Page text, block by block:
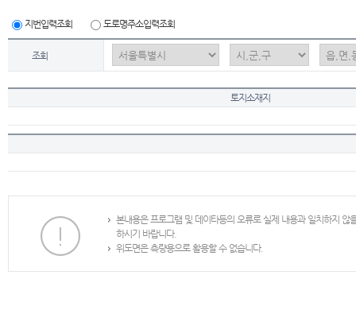
지번입력조회 도로명주소입력조회
조회
토지소재지
본내용은 프로그램 및 데이타등의 오류로 실제 내용과 일치하지
하시기 바랍니다.
위도면은 측량용으로 활용할 수 없습니다.